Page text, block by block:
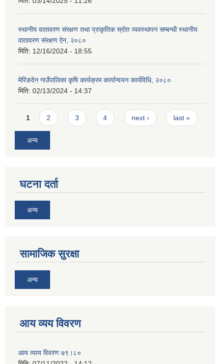
स्थानीय वातावरण संरक्षण तथा प्राकृतिक स्रोत व्यवस्थापन सम्बन्धी स्थानीय
वातावरण संरक्षण ऐन, २०८०
मिति: 12/16/2024 - 18:55
मेरिङदेन गाउँपालिका कृषि कार्यक्रम कार्यान्वयन कार्यविधि, २०८०
मिति: 02/13/2024 - 14:37
Pages
1 2 3 4 next › last »
अन्य
घटना दर्ता
अन्य
सामाजिक सुरक्षा
अन्य
आय व्यय विवरण
आय व्याय विवरण ७९।८०